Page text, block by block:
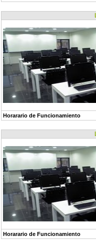
Horarario de Funcionamiento
Horarario de Funcionamiento